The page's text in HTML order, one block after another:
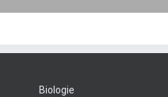
Biologie